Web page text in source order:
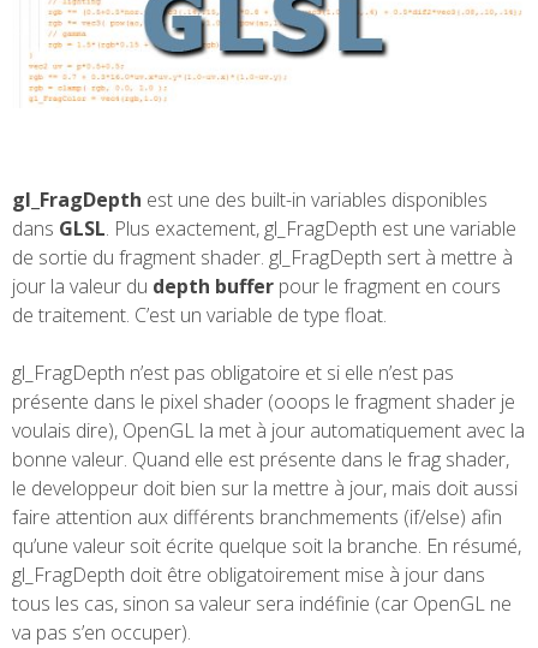
gl_FragDepth est une des built-in variables disponibles
dans GLSL. Plus exactement, gl_FragDepth est une variable
de sortie du fragment shader. gl_FragDepth sert à mettre à
jour la valeur du depth buffer pour le fragment en cours
de traitement. C’est un variable de type float.
gl_FragDepth n’est pas obligatoire et si elle n’est pas
présente dans le pixel shader (ooops le fragment shader je
voulais dire), OpenGL la met à jour automatiquement avec la
bonne valeur. Quand elle est présente dans le frag shader,
le developpeur doit bien sur la mettre à jour, mais doit aussi
faire attention aux différents branchmements (if/else) afin
qu’une valeur soit écrite quelque soit la branche. En résumé,
gl_FragDepth doit être obligatoirement mise à jour dans
tous les cas, sinon sa valeur sera indéfinie (car OpenGL ne
va pas s’en occuper).